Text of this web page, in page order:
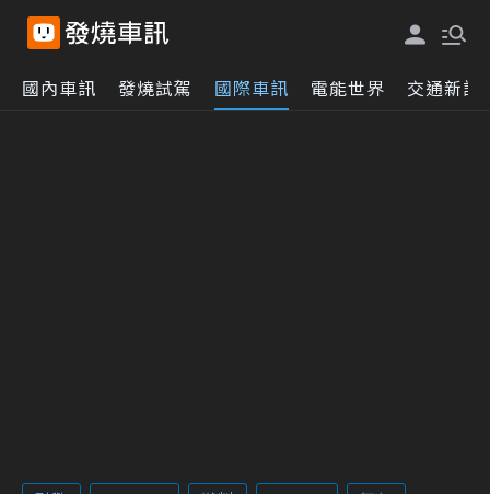
國內車訊 發燒試駕 國際車訊 電能世界 交通新訊